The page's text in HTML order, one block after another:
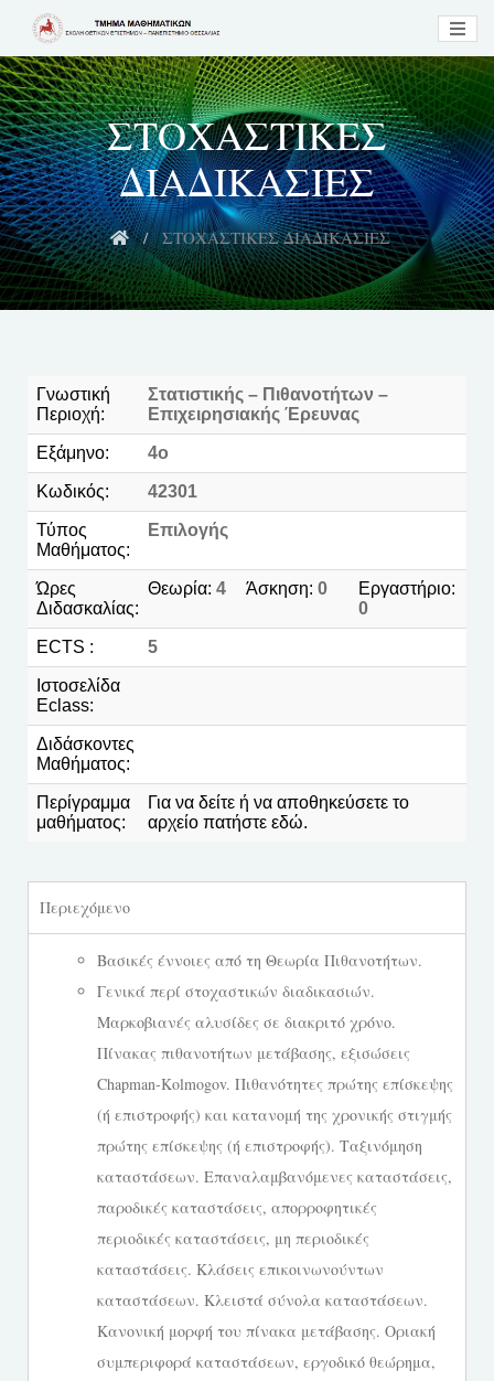
ΣΤΟΧΑΣΤΙΚΕΣ
ΔΙΑΔΙΚΑΣΙΕΣ
ΣΤΟΧΑΣΤΙΚΕΣ ΔΙΑΔΙΚΑΣΙΕΣ
Γνωστική
Περιοχή:
Στατιστικής – Πιθανοτήτων –
Επιχειρησιακής Έρευνας
Εξάμηνο: 4ο
Κωδικός: 42301
Τύπος
Μαθήματος:
Επιλογής
Ώρες
Διδασκαλίας:
Θεωρία: 4 Άσκηση: 0
Εργαστήριο:
0
ECTS : 5
Ιστοσελίδα
Eclass:
Διδάσκοντες
Μαθήματος:
Περίγραμμα
μαθήματος:
Για να δείτε ή να αποθηκεύσετε το
αρχείο πατήστε εδώ.
Περιεχόμενο
Βασικές έννοιες από τη Θεωρία Πιθανοτήτων.
Γενικά περί στοχαστικών διαδικασιών.
Μαρκοβιανές αλυσίδες σε διακριτό χρόνο.
Πίνακας πιθανοτήτων μετάβασης, εξισώσεις
Chapman-Kolmogov. Πιθανότητες πρώτης επίσκεψης
(ή επι­στροφής) και κατανομή της χρονικής στιγμής
πρώτης επίσκε­ψης (ή επιστροφής). Ταξινόμηση
καταστάσεων. Επαναλαμβα­νόμενες καταστάσεις,
παροδικές καταστάσεις, απορροφη­τικές
περιοδικές καταστάσεις, μη περιοδικές
καταστάσεις. Κλάσεις επικοινωνούντων
καταστάσεων. Κλειστά σύνολα καταστάσεων.
Κανονική μορφή του πίνακα μετάβασης. Ορια­κή
συμπεριφορά καταστάσεων, εργοδικό θεώρημα,